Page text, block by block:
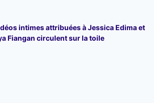
intimes attribuées à Jessica Edima et
Fiangan circulent sur la toile